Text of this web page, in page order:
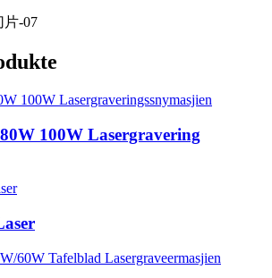
100W Lasergravering